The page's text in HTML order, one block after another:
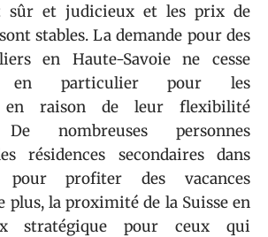
sûr et judicieux et les prix de
stables. La demande pour des
en Haute-Savoie ne cesse
en particulier pour les
en raison de leur flexibilité
De nombreuses personnes
résidences secondaires dans
profiter des vacances
plus, la proximité de la Suisse en
stratégique pour ceux qui